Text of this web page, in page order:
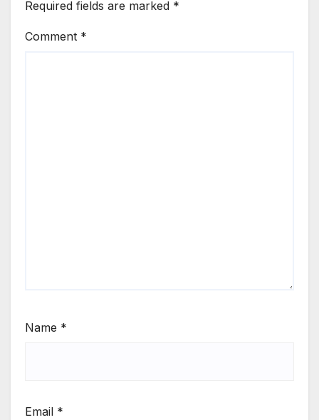
Required fields are marked *
Comment *
Name *
Email *